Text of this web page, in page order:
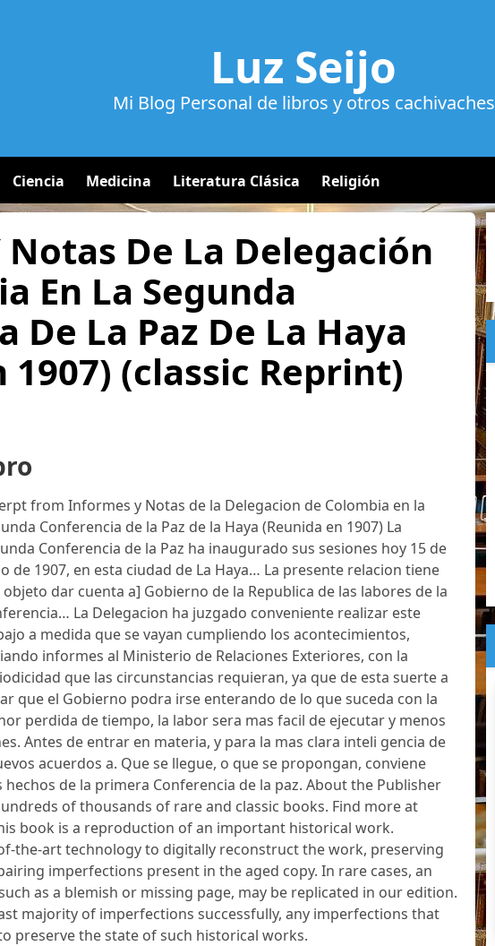
Luz Seijo
Mi Blog Personal de libros y otros cachivaches
Ciencia Medicina Literatura Clásica Religión
De La Delegación
En La Segunda
De La Paz De La Haya
1907) (classic Reprint)
from Informes y Notas de la Delegacion de Colombia en la
Conferencia de la Paz de la Haya (Reunida en 1907) La
Conferencia de la Paz ha inaugurado sus sesiones hoy 15 de
de 1907, en esta ciudad de La Haya… La presente relacion tiene
dar cuenta a] Gobierno de la Republica de las labores de la
La Delegacion ha juzgado conveniente realizar este
a medida que se vayan cumpliendo los acontecimientos,
informes al Ministerio de Relaciones Exteriores, con la
que las circunstancias requieran, ya que de esta suerte a
que el Gobierno podra irse enterando de lo que suceda con la
perdida de tiempo, la labor sera mas facil de ejecutar y menos
Antes de entrar en materia, y para la mas clara inteli gencia de
acuerdos a. Que se llegue, o que se propongan, conviene
de la primera Conferencia de la paz. About the Publisher
of thousands of rare and classic books. Find more at
book is a reproduction of an important historical work.
the-art technology to digitally reconstruct the work, preserving
imperfections present in the aged copy. In rare cases, an
as a blemish or missing page, may be replicated in our edition.
majority of imperfections successfully, any imperfections that
preserve the state of such historical works.